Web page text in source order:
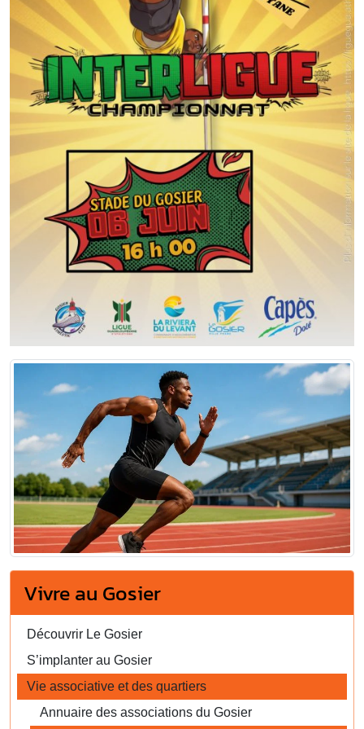
Vivre au Gosier
Découvrir Le Gosier
S’implanter au Gosier
Vie associative et des quartiers
Annuaire des associations du Gosier